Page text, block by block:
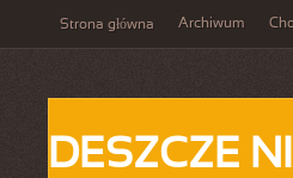
Strona główna Archiwum
DESZCZE